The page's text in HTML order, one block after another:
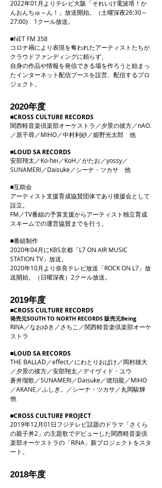
2022年01月よりテレビ大阪「それいけ電波塔！か
んおんちゅ～ん！」放送開始。（土曜深夜26:30～
27:00) 1クール放送。
■NET FM 358
コロナ禍により表現を奪われたアーティストたちが
クラウドファンディングに頼らず、
自身の作品や情報を発信できる場を作ろうと始まっ
たインターネット配信ブースを設営、配信するプロ
ジェクト。
2020年度
■CROSS CULTURE RECORDS
関西軽音楽倶楽部オーケストラ／夕景の彼方／nAO.
／原千尋／MIHO／中村利紗／姫野光太郎 他
■LOUD SA RECORDS
安部翔太／Ko-hei／KoH／がたお／yossy／
SUNAMERI／Daisuke／シーナ・ツカサ 他
■互助会
アーティスト支援育成協賛団体であり後援会として
設立。
FM／TV番組の予算支援からアーティスト独立育成
スキームでの運営協賛までを行う。
■番組制作
2020年04月にKBS京都「L7 ON AIR MUSIC
STATION TV」放送。
2020年10月より奈良テレビ放送「ROCK ON L7」 放
送開始。（日曜深夜）2クール放送。
2019年度
■CROSS CULTURE RECORDS
発売元SOUTH TO NORTH RECORDS 販売元Being
RINA／なおゆき／さちこ／関西軽音楽倶楽部オーケ
ストラ
■LOUD SA RECORDS
THE BALLAD／effect／にわとりおばけ／岡村雄大
／夕景の彼方／安部翔太／デイヴィド・ユウ
蒼井瑠歌／SUNAMERI／Daisuke／琥珀龍／MIHO
／AKANE／ふしぎ。／シーナ・ツカサ／丸岡駿輝
他
■CROSS CULTURE PROJECT
2019年12月01日フジテレビ話題のドラマ「さくら
の親子丼2」の主題歌でデビューした関西軽音楽倶
楽部オーケストラの「RINA」新プロジェクトをスタ
ート。
2018年度